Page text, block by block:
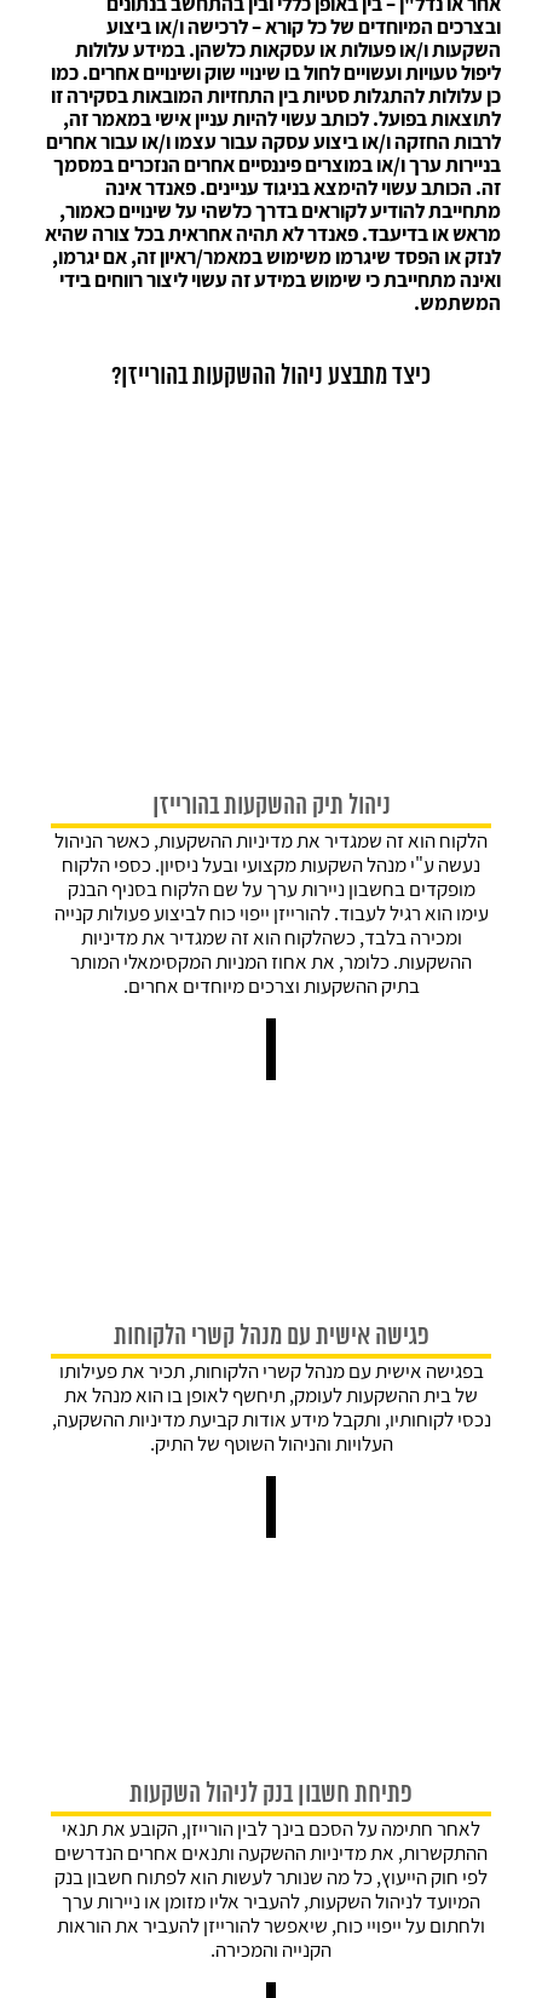
מלאו את הפרטים ונחזור אליכם במהירות
ובצרכים המיוחדים של כל קורא – לרכישה ו/או ביצוע
השקעות ו/או פעולות או עסקאות כלשהן. במידע עלולות
ליפול טעויות ועשויים לחול בו שינויי שוק ושינויים אחרים. כמו
כן עלולות להתגלות סטיות בין התחזיות המובאות בסקירה זו
לתוצאות בפועל. לכותב עשוי להיות עניין אישי במאמר זה,
לרבות החזקה ו/או ביצוע עסקה עבור עצמו ו/או עבור אחרים
בניירות ערך ו/או במוצרים פיננסיים אחרים הנזכרים במסמך
זה. הכותב עשוי להימצא בניגוד עניינים. פאנדר אינה
מתחייבת להודיע לקוראים בדרך כלשהי על שינויים כאמור,
מראש או בדיעבד. פאנדר לא תהיה אחראית בכל צורה שהיא
לנזק או הפסד שיגרמו משימוש במאמר/ראיון זה, אם יגרמו,
ואינה מתחייבת כי שימוש במידע זה עשוי ליצור רווחים בידי
המשתמש.
כיצד מתבצע ניהול ההשקעות בהורייזן?
ניהול תיק ההשקעות בהורייזן
הלקוח הוא זה שמגדיר את מדיניות ההשקעות, כאשר הניהול
נעשה ע"י מנהל השקעות מקצועי ובעל ניסיון. כספי הלקוח
מופקדים בחשבון ניירות ערך על שם הלקוח בסניף הבנק
עימו הוא רגיל לעבוד. להורייזן ייפוי כוח לביצוע פעולות קנייה
ומכירה בלבד, כשהלקוח הוא זה שמגדיר את מדיניות
ההשקעות. כלומר, את אחוז המניות המקסימאלי המותר
בתיק ההשקעות וצרכים מיוחדים אחרים.
פגישה אישית עם מנהל קשרי הלקוחות
בפגישה אישית עם מנהל קשרי הלקוחות, תכיר את פעילותו
של בית ההשקעות לעומק, תיחשף לאופן בו הוא מנהל את
נכסי לקוחותיו, ותקבל מידע אודות קביעת מדיניות ההשקעה,
העלויות והניהול השוטף של התיק.
פתיחת חשבון בנק לניהול השקעות
לאחר חתימה על הסכם בינך לבין הורייזן, הקובע את תנאי
ההתקשרות, את מדיניות ההשקעה ותנאים אחרים הנדרשים
לפי חוק הייעוץ, כל מה שנותר לעשות הוא לפתוח חשבון בנק
המיועד לניהול השקעות, להעביר אליו מזומן או ניירות ערך
ולחתום על ייפויי כוח, שיאפשר להורייזן להעביר את הוראות
הקנייה והמכירה.